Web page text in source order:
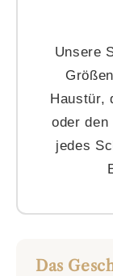
Unsere
Haustür,
oder
jedes
Das